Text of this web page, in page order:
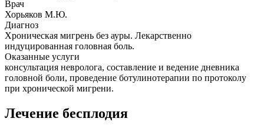
Врач
Хорьяков М.Ю.
Диагноз
Хроническая мигрень без ауры. Лекарственно
индуцированная головная боль.
Оказанные услуги
консультация невролога, составление и ведение дневника
головной боли, проведение ботулинотерапии по протоколу
при хронической мигрени.
Лечение бесплодия